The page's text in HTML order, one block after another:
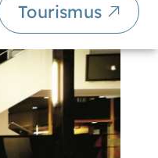
Tourismus